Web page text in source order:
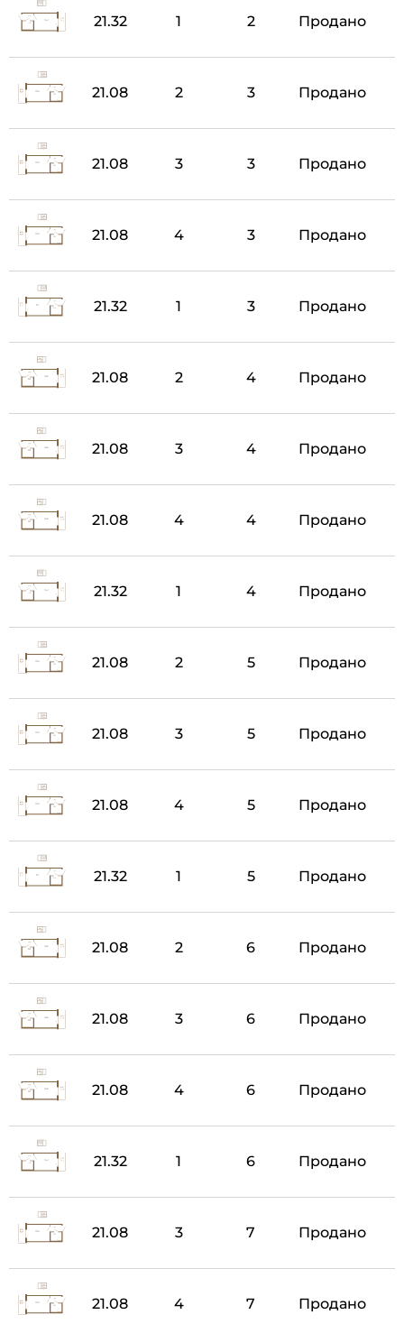
21.32 1 2 Продано
21.08 2 3 Продано
21.08 3 3 Продано
21.08 4 3 Продано
21.32 1 3 Продано
21.08 2 4 Продано
21.08 3 4 Продано
21.08 4 4 Продано
21.32 1 4 Продано
21.08 2 5 Продано
21.08 3 5 Продано
21.08 4 5 Продано
21.32 1 5 Продано
21.08 2 6 Продано
21.08 3 6 Продано
21.08 4 6 Продано
21.32 1 6 Продано
21.08 3 7 Продано
21.08 4 7 Продано